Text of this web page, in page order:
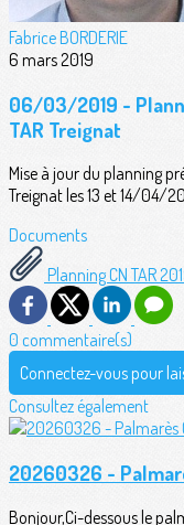
Fabrice BORDERIE
6 mars 2019
06/03/2019 -
TAR Treignat
Mise à jour du planning
Treignat les 13 et 14/04/
Documents
Planning CN TAR
0 commentaire(s)
Connectez-vous pour
Consultez également
20260326 -
Bonjour,Ci-dessous le